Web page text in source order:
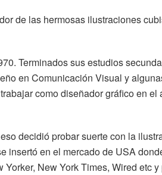
de las hermosas ilustraciones
Terminados sus estudios
en Comunicación Visual y
como diseñador gráfico en el
decidió probar suerte con la
insertó en el mercado de USA
New York Times, Wired etc